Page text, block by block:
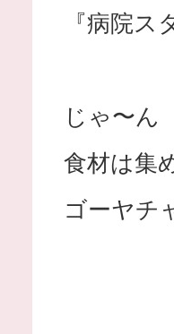
『病院
じゃ〜ん
食材は集
ゴーヤチ